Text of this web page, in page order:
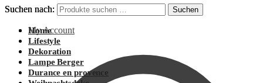
Suchen nach: Suchen
My Account
Suchen nach: Suchen
Home
Lifestyle
Dekoration
Lampe Berger
Durance en provence